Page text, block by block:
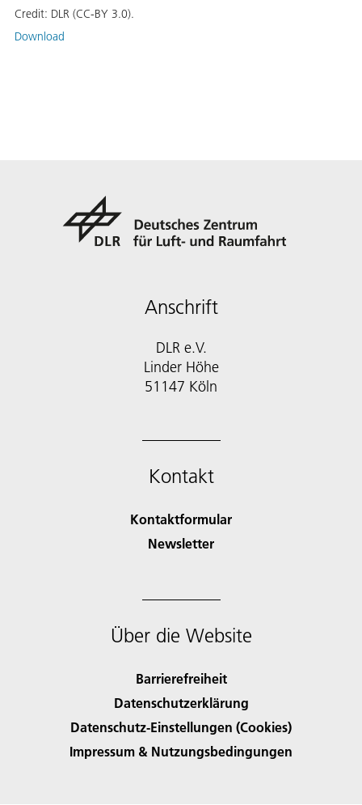
Credit: DLR (CC-BY 3.0).
Download
Anschrift
DLR e.V.
Linder Höhe
51147 Köln
Kontakt
Kontaktformular
Newsletter
Über die Website
Barrierefreiheit
Datenschutzerklärung
Datenschutz-Einstellungen (Cookies)
Impressum & Nutzungsbedingungen